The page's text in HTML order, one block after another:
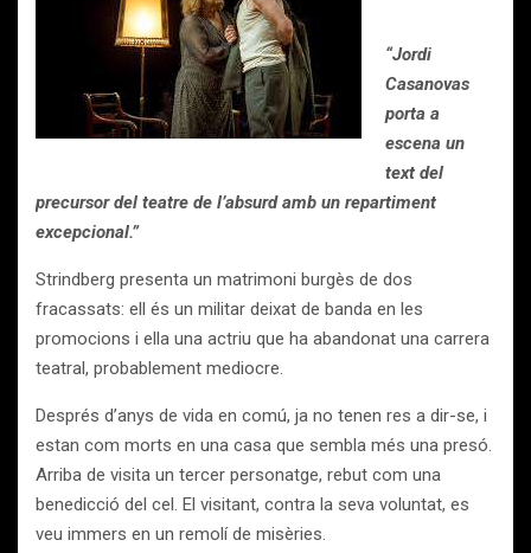
“Jordi
Casanovas
porta a
escena un
text del
precursor del teatre de l’absurd amb un repartiment
excepcional.”
Strindberg presenta un matrimoni burgès de dos
fracassats: ell és un militar deixat de banda en les
promocions i ella una actriu que ha abandonat una carrera
teatral, probablement mediocre.
Després d’anys de vida en comú, ja no tenen res a dir-se, i
estan com morts en una casa que sembla més una presó.
Arriba de visita un tercer personatge, rebut com una
benedicció del cel. El visitant, contra la seva voluntat, es
veu immers en un remolí de misèries.